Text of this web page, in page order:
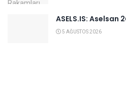
ASELS.IS: Aselsan
5 AĞUSTOS 2026